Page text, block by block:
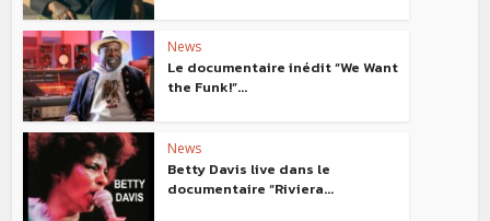
News
Le documentaire inédit “We Want
the Funk!”...
News
Betty Davis live dans le
documentaire “Riviera...